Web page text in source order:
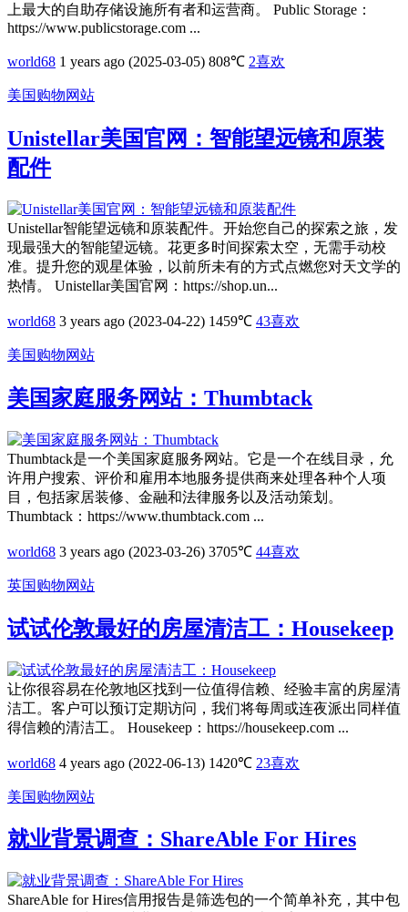
上最大的自助存储设施所有者和运营商。 Public Storage：
https://www.publicstorage.com ...
world68 1 years ago (2025-03-05) 808℃ 2喜欢
美国购物网站
Unistellar美国官网：智能望远镜和原装
配件
Unistellar智能望远镜和原装配件。开始您自己的探索之旅，发
现最强大的智能望远镜。花更多时间探索太空，无需手动校
准。提升您的观星体验，以前所未有的方式点燃您对天文学的
热情。 Unistellar美国官网：https://shop.un...
world68 3 years ago (2023-04-22) 1459℃ 43喜欢
美国购物网站
美国家庭服务网站：Thumbtack
Thumbtack是一个美国家庭服务网站。它是一个在线目录，允
许用户搜索、评价和雇用本地服务提供商来处理各种个人项
目，包括家居装修、金融和法律服务以及活动策划。
Thumbtack：https://www.thumbtack.com ...
world68 3 years ago (2023-03-26) 3705℃ 44喜欢
英国购物网站
试试伦敦最好的房屋清洁工：Housekeep
让你很容易在伦敦地区找到一位值得信赖、经验丰富的房屋清
洁工。客户可以预订定期访问，我们将每周或连夜派出同样值
得信赖的清洁工。 Housekeep：https://housekeep.com ...
world68 4 years ago (2022-06-13) 1420℃ 23喜欢
美国购物网站
就业背景调查：ShareAble For Hires
ShareAble for Hires信用报告是筛选包的一个简单补充，其中包